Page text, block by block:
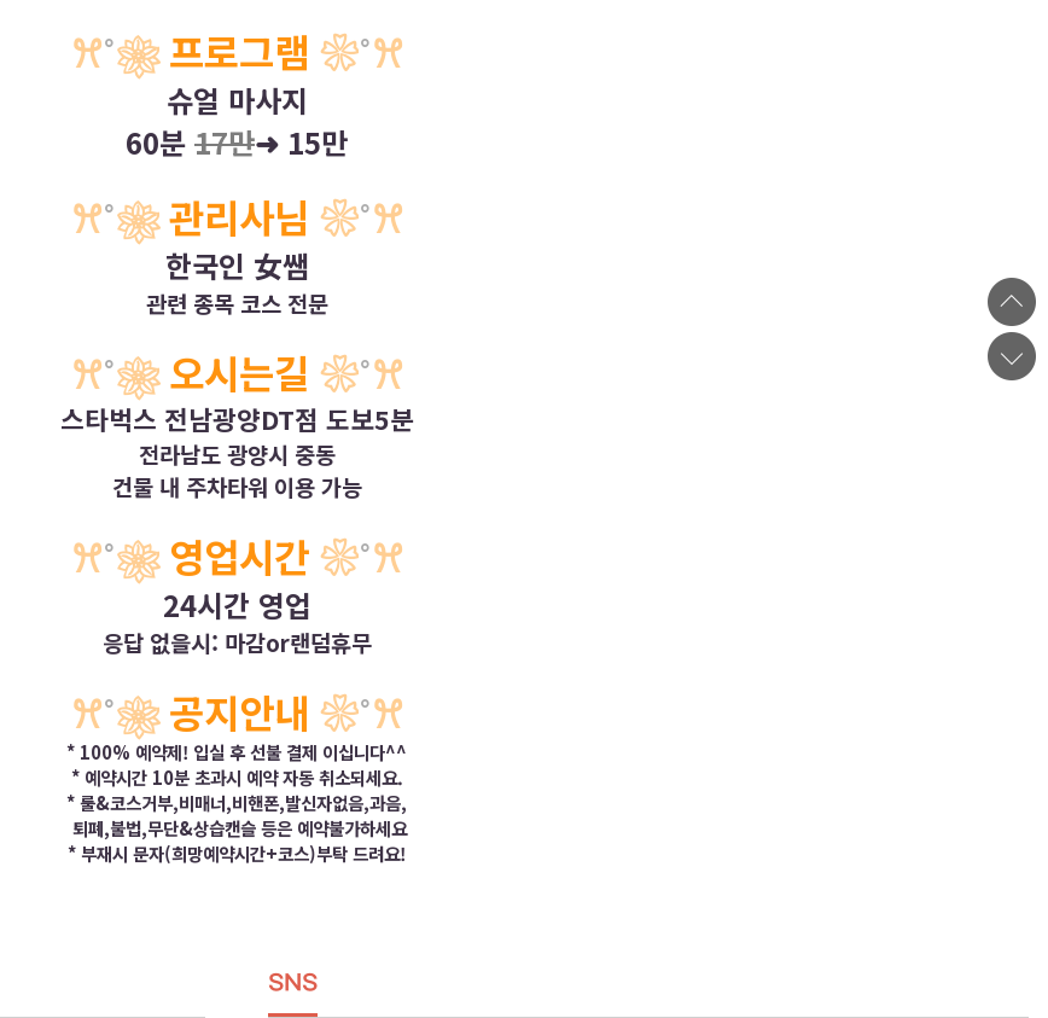
ꕮ˚❀프로그램 ❀˚ꕮ
슈얼 마사지
60분 17만➜ 15만
ꕮ˚❀관리사님 ❀˚ꕮ
한국인 女쌤
관련 종목 코스 전문
ꕮ˚❀오시는길 ❀˚ꕮ
스타벅스 전남광양DT점 도보5분
전라남도 광양시 중동
건물 내 주차타워 이용 가능
ꕮ˚❀ 영업시간❀˚ꕮ
24시간 영업
응답 없을시: 마감or랜덤휴무
ꕮ˚❀공지안내 ❀˚ꕮ
* 100% 예약제! 입실 후 선불 결제 이십니다^^
* 예약시간 10분 초과시 예약 자동 취소되세요.
* 룰&코스거부,비매너,비핸폰,발신자없음,과음,
퇴폐,불법,무단&상습캔슬 등은 예약불가하세요
* 부재시 문자(희망예약시간+코스)부탁 드려요!
SNS